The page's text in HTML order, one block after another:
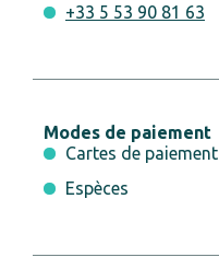
+33 5 53 90 81 63
Modes de paiement
Cartes de paiement
Espèces